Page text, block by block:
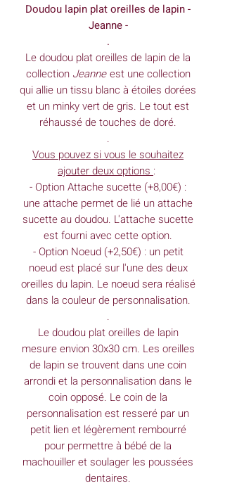
Doudou lapin plat oreilles de lapin -
Jeanne -
.
Le doudou plat oreilles de lapin de la
collection Jeanneest une collection
qui allie un tissu blanc à étoiles dorées
et un minky vert de gris. Le tout est
réhaussé de touches de doré.
.
Vous pouvez si vous le souhaitez
ajouter deux options :
- Option Attache sucette (+8,00€) :
une attache permet de lié un attache
sucette au doudou. L'attache sucette
est fourni avec cette option.
- Option Noeud (+2,50€) : un petit
noeud est placé sur l'une des deux
oreilles du lapin. Le noeud sera réalisé
dans la couleur de personnalisation.
.
Le doudou plat oreilles de lapin
mesure envion 30x30 cm. Les oreilles
de lapin se trouvent dans une coin
arrondi et la personnalisation dans le
coin opposé. Le coin de la
personnalisation est resseré par un
petit lien et légèrement rembourré
pour permettre à bébé de la
machouiller et soulager les poussées
dentaires.